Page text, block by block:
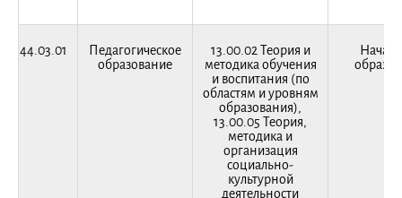
44.03.01
Педагогическое
образование
13.00.02 Теория и
методика обучения
и воспитания (по
областям и уровням
образования),
13.00.05 Теория,
методика и
организация
социально-
культурной
деятельности